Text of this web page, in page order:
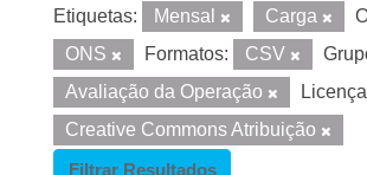
Etiquetas: Mensal Carga
ONS
Formatos: CSV
Avaliação da Operação
Creative Commons Atribuição
Filtrar Resultados